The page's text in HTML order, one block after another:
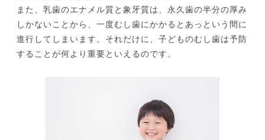
また、乳歯のエナメル質と象牙質は、永久歯の半分の厚み
しかないことから、一度むし歯にかかるとあっという間に
進行してしまいます。それだけに、子どものむし歯は予防
することが何より重要といえるのです。